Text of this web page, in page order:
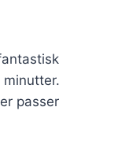
passer